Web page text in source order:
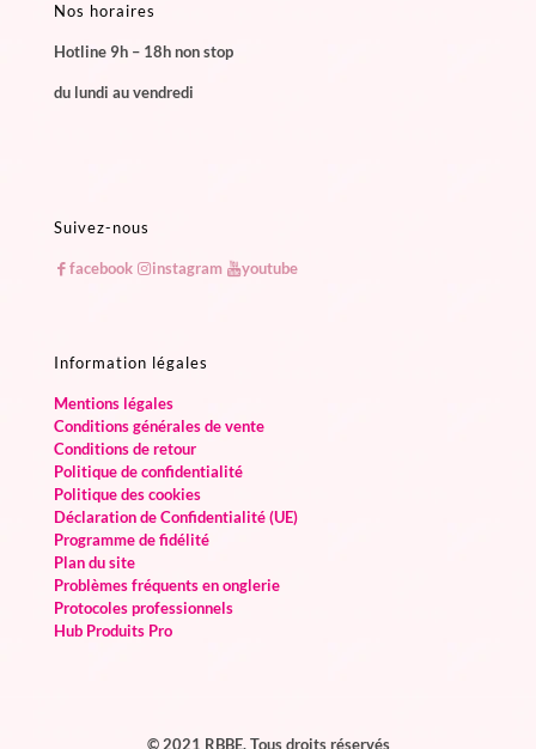
Nos horaires
Hotline 9h – 18h non stop
du lundi au vendredi
Suivez-nous
facebook instagram youtube
Information légales
Mentions légales
Conditions générales de vente
Conditions de retour
Politique de confidentialité
Politique des cookies
Déclaration de Confidentialité (UE)
Programme de fidélité
Plan du site
Problèmes fréquents en onglerie
Protocoles professionnels
Hub Produits Pro
© 2021 RBBE. Tous droits réservés